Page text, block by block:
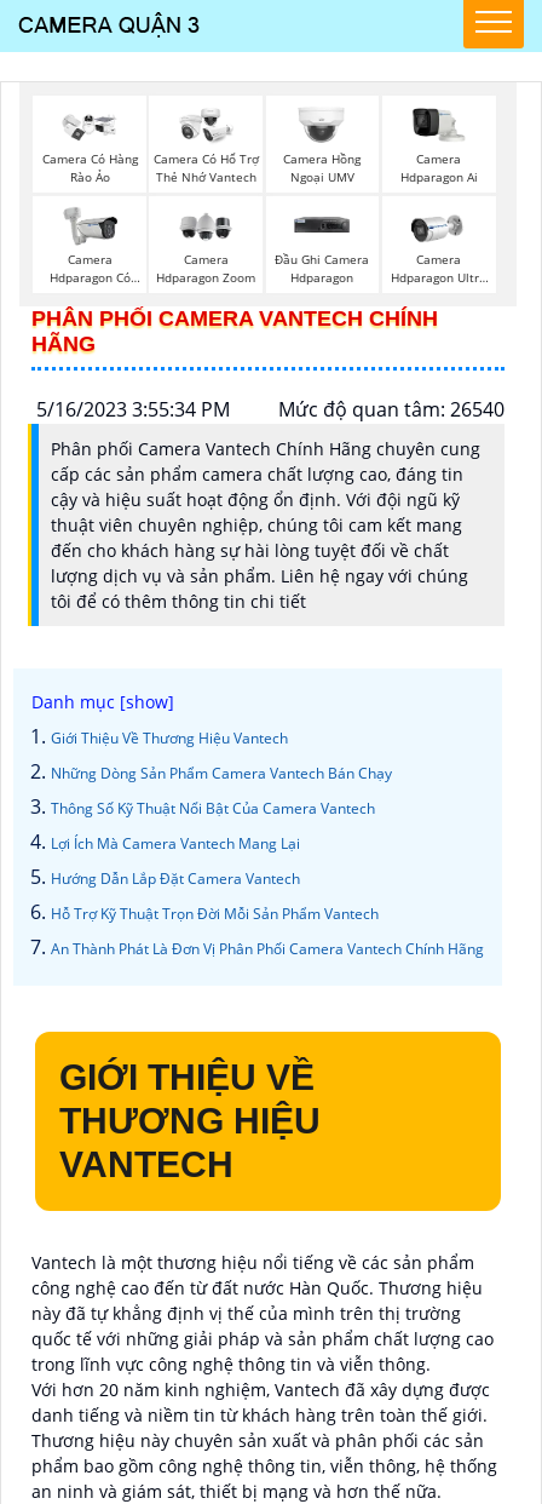
Camera Có Hàng
Rào Ảo
Camera Có Hổ Trợ
Thẻ Nhớ Vantech
Camera Hồng
Ngoại UMV
Camera
Hdparagon Ai
Camera
Hdparagon Có
Camera
Hdparagon Zoom
Đầu Ghi Camera
Hdparagon
Camera
Hdparagon Ultra
PHÂN PHỐI CAMERA VANTECH CHÍNH
HÃNG
5/16/2023 3:55:34 PM Mức độ quan tâm: 26540
Phân phối Camera Vantech Chính Hãng chuyên cung
cấp các sản phẩm camera chất lượng cao, đáng tin
cậy và hiệu suất hoạt động ổn định. Với đội ngũ kỹ
thuật viên chuyên nghiệp, chúng tôi cam kết mang
đến cho khách hàng sự hài lòng tuyệt đối về chất
lượng dịch vụ và sản phẩm. Liên hệ ngay với chúng
tôi để có thêm thông tin chi tiết
Giới Thiệu Về Thương Hiệu Vantech
Những Dòng Sản Phẩm Camera Vantech Bán Chạy
Thông Số Kỹ Thuật Nổi Bật Của Camera Vantech
Lợi Ích Mà Camera Vantech Mang Lại
Hướng Dẫn Lắp Đặt Camera Vantech
Hỗ Trợ Kỹ Thuật Trọn Đời Mỗi Sản Phẩm Vantech
An Thành Phát Là Đơn Vị Phân Phối Camera Vantech Chính Hãng
GIỚI THIỆU VỀ
THƯƠNG HIỆU
VANTECH
Vantech là một thương hiệu nổi tiếng về các sản phẩm
công nghệ cao đến từ đất nước Hàn Quốc. Thương hiệu
này đã tự khẳng định vị thế của mình trên thị trường
quốc tế với những giải pháp và sản phẩm chất lượng cao
trong lĩnh vực công nghệ thông tin và viễn thông.
Với hơn 20 năm kinh nghiệm, Vantech đã xây dựng được
danh tiếng và niềm tin từ khách hàng trên toàn thế giới.
Thương hiệu này chuyên sản xuất và phân phối các sản
phẩm bao gồm công nghệ thông tin, viễn thông, hệ thống
an ninh và giám sát, thiết bị mạng và hơn thế nữa.